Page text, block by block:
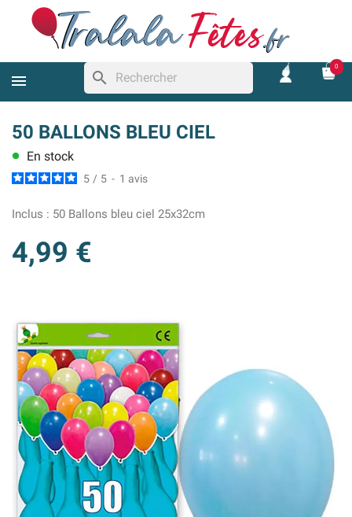
search
0
50 BALLONS BLEU CIEL
lens En stock
5 / 5 - 1 avis
Inclus : 50 Ballons bleu ciel 25x32cm
4,99 €